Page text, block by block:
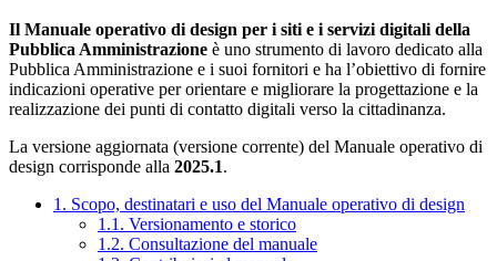
Il Manuale operativo di design per i siti e i servizi digitali della
Pubblica Amministrazione è uno strumento di lavoro dedicato alla
Pubblica Amministrazione e i suoi fornitori e ha l’obiettivo di fornire
indicazioni operative per orientare e migliorare la progettazione e la
realizzazione dei punti di contatto digitali verso la cittadinanza.
La versione aggiornata (versione corrente) del Manuale operativo di
design corrisponde alla 2025.1.
1. Scopo, destinatari e uso del Manuale operativo di design
1.1. Versionamento e storico
1.2. Consultazione del manuale